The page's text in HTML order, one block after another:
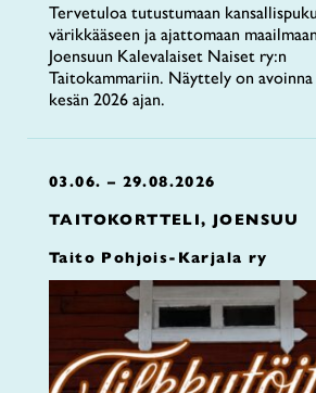
Tervetuloa tutustumaan
värikkääseen ja ajattomaan maailmaan
Joensuun Kalevalaiset Naiset ry:n
Taitokammariin. Näyttely on
kesän 2026 ajan.
03.06. – 29.08.2026
TAITOKORTTELI, JOENSUU
Taito Pohjois-Karjala ry